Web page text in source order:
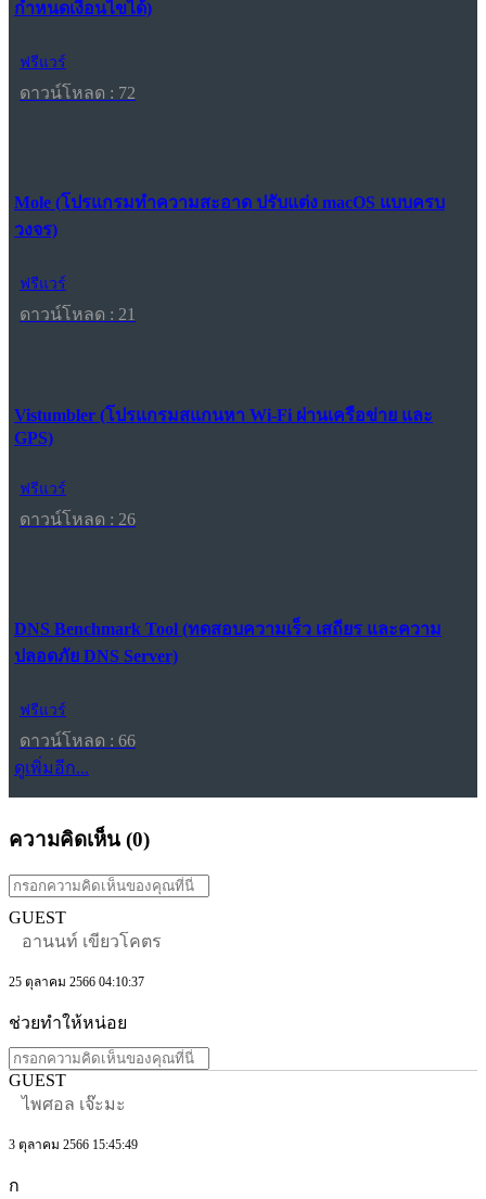
กำหนดเงื่อนไขได้)
ฟรีแวร์
ดาวน์โหลด : 72
Mole (โปรแกรมทำความสะอาด ปรับแต่ง macOS แบบครบ
วงจร)
ฟรีแวร์
ดาวน์โหลด : 21
Vistumbler (โปรแกรมสแกนหา Wi-Fi ผ่านเครือข่าย และ
GPS)
ฟรีแวร์
ดาวน์โหลด : 26
DNS Benchmark Tool (ทดสอบความเร็ว เสถียร และความ
ปลอดภัย DNS Server)
ฟรีแวร์
ดาวน์โหลด : 66
ดูเพิ่มอีก...
ความคิดเห็น (0)
GUEST
อานนท์ เขียวโคตร
25 ตุลาคม 2566 04:10:37
ช่วยทำให้หน่อย
GUEST
ไพศอล เจ๊ะมะ
3 ตุลาคม 2566 15:45:49
ก